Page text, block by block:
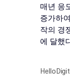
매년 응
증가하
작의 경
에 달했